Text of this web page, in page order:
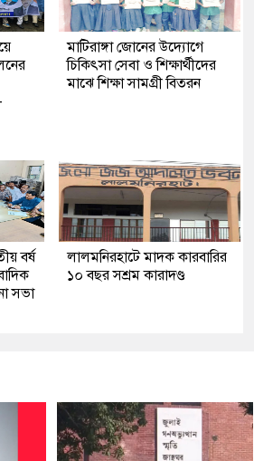
মাটিরাঙ্গা জোনের উদ্যোগে
চিকিৎসা সেবা ও শিক্ষার্থীদের
মাঝে শিক্ষা সামগ্রী বিতরন
বর্ষ
সভা
লালমনিরহাটে মাদক কারবারির
১০ বছর সশ্রম কারাদণ্ড